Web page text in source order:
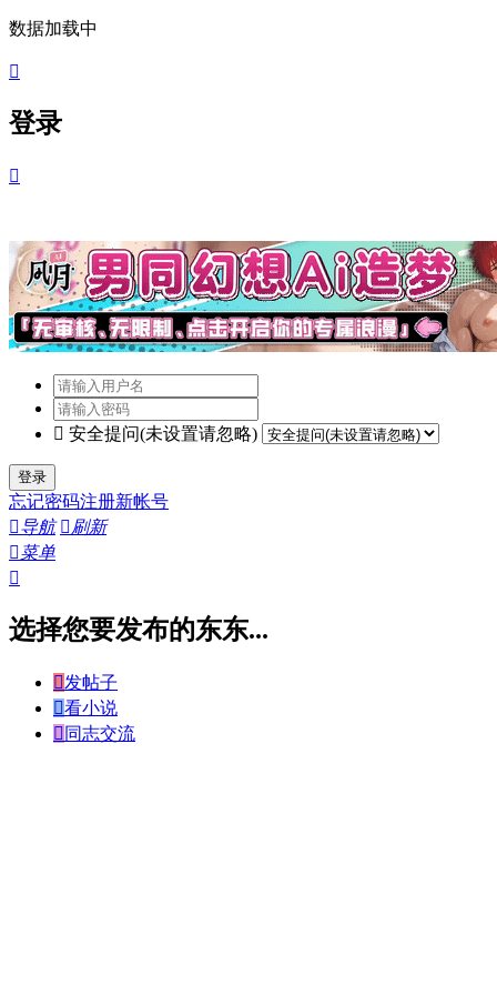
数据加载中

登录

 安全提问(未设置请忽略)
登录
忘记密码注册新帐号
导航 刷新
菜单

选择您要发布的东东...
发帖子
看小说
 同志交流